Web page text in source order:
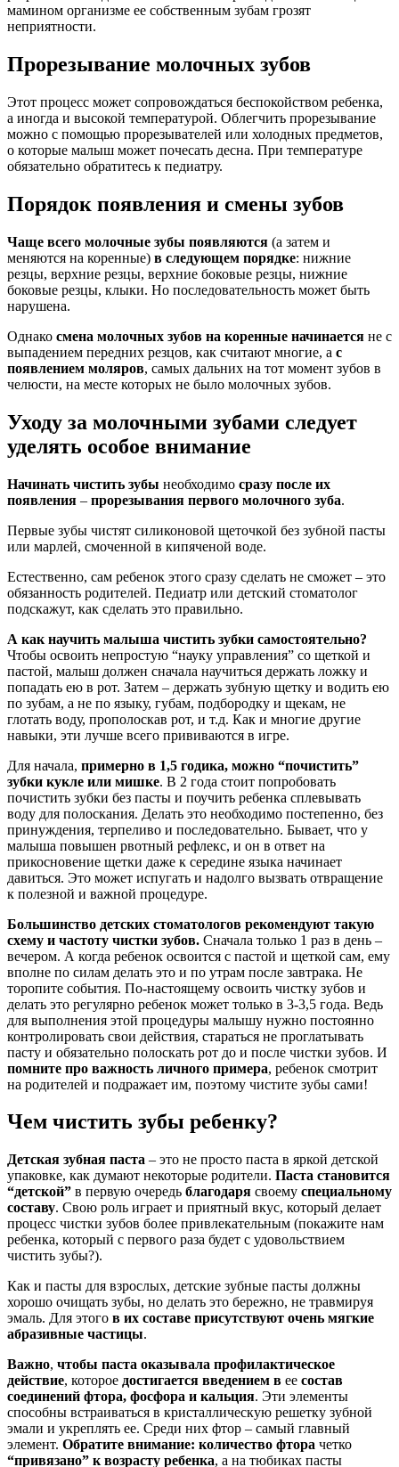
мамином организме ее собственным зубам грозят
неприятности.
Прорезывание молочных зубов
Этот процесс может сопровождаться беспокойством ребенка,
а иногда и высокой температурой. Облегчить прорезывание
можно с помощью прорезывателей или холодных предметов,
о которые малыш может почесать десна. При температуре
обязательно обратитесь к педиатру.
Порядок появления и смены зубов
Чаще всего молочные зубы появляются (а затем и
меняются на коренные) в следующем порядке: нижние
резцы, верхние резцы, верхние боковые резцы, нижние
боковые резцы, клыки. Но последовательность может быть
нарушена.
Однако смена молочных зубов на коренные начинается не с
выпадением передних резцов, как считают многие, а с
появлением моляров, самых дальних на тот момент зубов в
челюсти, на месте которых не было молочных зубов.
Уходу за молочными зубами следует
уделять особое внимание
Начинать чистить зубы необходимо сразу после их
появления – прорезывания первого молочного зуба.
Первые зубы чистят силиконовой щеточкой без зубной пасты
или марлей, смоченной в кипяченой воде.
Естественно, сам ребенок этого сразу сделать не сможет – это
обязанность родителей. Педиатр или детский стоматолог
подскажут, как сделать это правильно.
А как научить малыша чистить зубки самостоятельно?
Чтобы освоить непростую “науку управления” со щеткой и
пастой, малыш должен сначала научиться держать ложку и
попадать ею в рот. Затем – держать зубную щетку и водить ею
по зубам, а не по языку, губам, подбородку и щекам, не
глотать воду, прополоскав рот, и т.д. Как и многие другие
навыки, эти лучше всего прививаются в игре.
Для начала, примерно в 1,5 годика, можно “почистить”
зубки кукле или мишке. В 2 года стоит попробовать
почистить зубки без пасты и поучить ребенка сплевывать
воду для полоскания. Делать это необходимо постепенно, без
принуждения, терпеливо и последовательно. Бывает, что у
малыша повышен рвотный рефлекс, и он в ответ на
прикосновение щетки даже к середине языка начинает
давиться. Это может испугать и надолго вызвать отвращение
к полезной и важной процедуре.
Большинство детских стоматологов рекомендуют такую
схему и частоту чистки зубов. Сначала только 1 раз в день –
вечером. А когда ребенок освоится с пастой и щеткой сам, ему
вполне по силам делать это и по утрам после завтрака. Не
торопите события. По-настоящему освоить чистку зубов и
делать это регулярно ребенок может только в 3-3,5 года. Ведь
для выполнения этой процедуры малышу нужно постоянно
контролировать свои действия, стараться не проглатывать
пасту и обязательно полоскать рот до и после чистки зубов. И
помните про важность личного примера, ребенок смотрит
на родителей и подражает им, поэтому чистите зубы сами!
Чем чистить зубы ребенку?
Детская зубная паста – это не просто паста в яркой детской
упаковке, как думают некоторые родители. Паста становится
“детской” в первую очередь благодаря своему специальному
составу. Свою роль играет и приятный вкус, который делает
процесс чистки зубов более привлекательным (покажите нам
ребенка, который с первого раза будет с удовольствием
чистить зубы?).
Как и пасты для взрослых, детские зубные пасты должны
хорошо очищать зубы, но делать это бережно, не травмируя
эмаль. Для этого в их составе присутствуют очень мягкие
абразивные частицы.
Важно, чтобы паста оказывала профилактическое
действие, которое достигается введением в ее состав
соединений фтора, фосфора и кальция. Эти элементы
способны встраиваться в кристаллическую решетку зубной
эмали и укреплять ее. Среди них фтор – самый главный
элемент. Обратите внимание: количество фтора четко
“привязано” к возрасту ребенка, а на тюбиках пасты